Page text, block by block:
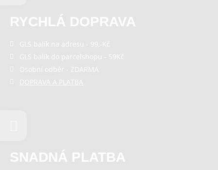
RYCHLÁ DOPRAVA
GLS balík na adresu - 99,-Kč
GLS balík do parcelshopu - 59Kč
Osobní odběr - ZDARMA
DOPRAVA A PLATBA
SNADNÁ PLATBA